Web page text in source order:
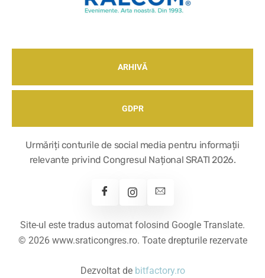
ARHIVĂ
GDPR
Urmăriți conturile de social media pentru informații
relevante privind Congresul Național SRATI 2026.
Site-ul este tradus automat folosind Google Translate.
© 2026 www.sraticongres.ro. Toate drepturile rezervate
Dezvoltat de bitfactory.ro